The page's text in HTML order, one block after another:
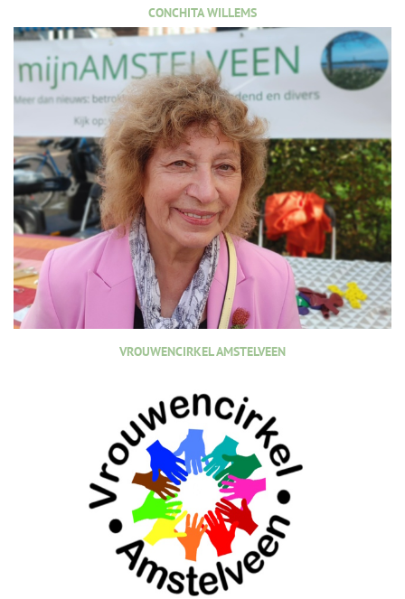
CONCHITA WILLEMS
VROUWENCIRKEL AMSTELVEEN